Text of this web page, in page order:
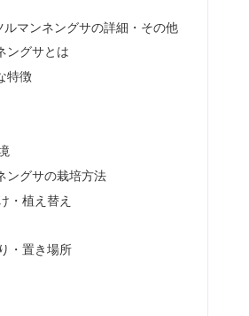
ルマンネングサの詳細・その他
ングサとは
特徴
ングサの栽培方法
・植え替え
・置き場所